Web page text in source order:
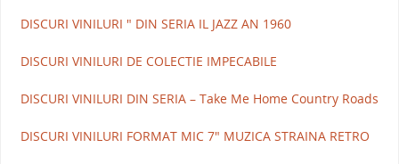
DISCURI VINILURI " DIN SERIA IL JAZZ AN 1960
DISCURI VINILURI DE COLECTIE IMPECABILE
DISCURI VINILURI DIN SERIA – Take Me Home Country Roads
DISCURI VINILURI FORMAT MIC 7" MUZICA STRAINA RETRO